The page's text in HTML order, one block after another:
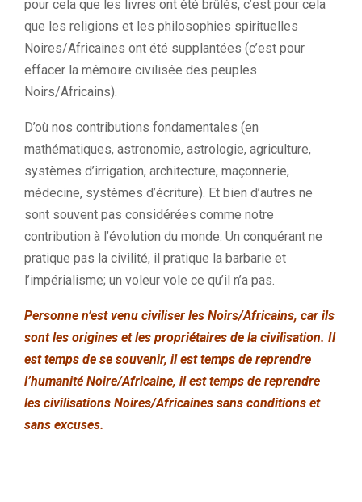
pour cela que les livres ont été brûlés, c’est pour cela
que les religions et les philosophies spirituelles
Noires/Africaines ont été supplantées (c’est pour
effacer la mémoire civilisée des peuples
Noirs/Africains).
D’où nos contributions fondamentales (en
mathématiques, astronomie, astrologie, agriculture,
systèmes d’irrigation, architecture, maçonnerie,
médecine, systèmes d’écriture). Et bien d’autres ne
sont souvent pas considérées comme notre
contribution à l’évolution du monde. Un conquérant ne
pratique pas la civilité, il pratique la barbarie et
l’impérialisme; un voleur vole ce qu’il n’a pas.
Personne n’est venu civiliser les Noirs/Africains, car ils
sont les origines et les propriétaires de la civilisation. Il
est temps de se souvenir, il est temps de reprendre
l’humanité Noire/Africaine, il est temps de reprendre
les civilisations Noires/Africaines sans conditions et
sans excuses.